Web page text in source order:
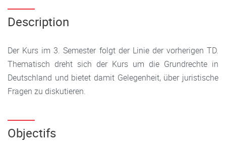
Description
Der Kurs im 3. Semester folgt der Linie der vorherigen TD.
Thematisch dreht sich der Kurs um die Grundrechte in
Deutschland und bietet damit Gelegenheit, über juristische
Fragen zu diskutieren.
Objectifs